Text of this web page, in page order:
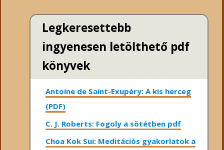
Legkeresettebb
ingyenesen letölthető pdf
könyvek
Antoine de Saint-Exupéry: A kis herceg
(PDF)
C. J. Roberts: Fogoly a sötétben pdf
Choa Kok Sui: Meditációs gyakorlatok a